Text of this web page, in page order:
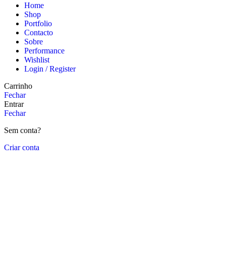
Home
Shop
Portfolio
Contacto
Sobre
Performance
Wishlist
Login / Register
Carrinho
Fechar
Entrar
Fechar
Sem conta?
Criar conta